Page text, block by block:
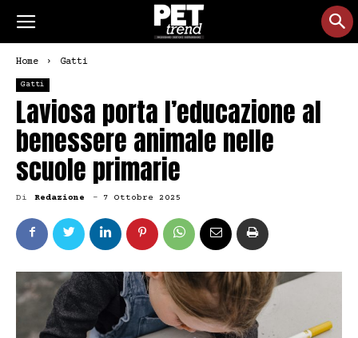
Home Gatti
Gatti
Laviosa porta l’educazione al
benessere animale nelle
scuole primarie
Di Redazione - 7 Ottobre 2025